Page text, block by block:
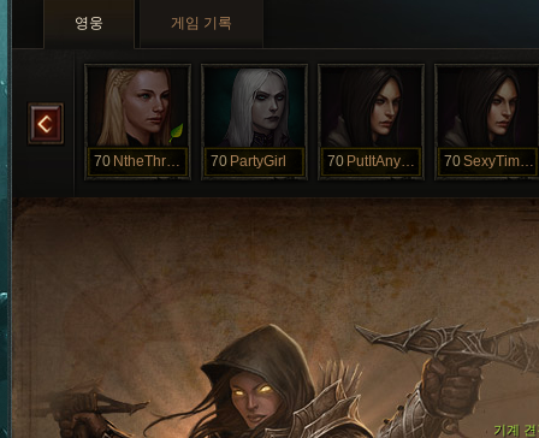
영웅 게임 기록
70 NtheThroatGi 70 PartyGirl 70 PutItAnyWher 70 SexyTimeGirl
기계 견